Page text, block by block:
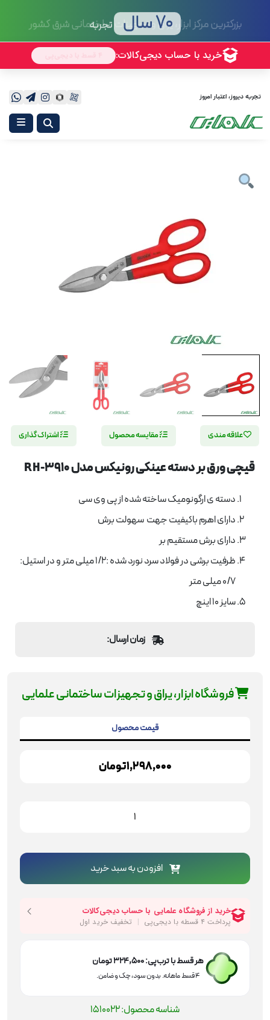
70 سال تجربه
تجربه دیروز، اعتبار امروز
علاقه مندی مقایسه محصول اشتراک گذاری
قیچی ورق بر دسته عینکی رونیکس مدل RH-3910
دسته ی ارگونومیک ساخته شده از پی وی سی
دارای اهرم باکیفیت جهت سهولت برش
دارای برش مستقیم بر
ظرفیت برشی در فولاد سرد نورد شده :1/2 میلی متر و در استیل:
0/7 میلی متر
سایز 10 اینچ
زمان ارسال:
فروشگاه ابزار، یراق و تجهیزات ساختمانی علمایی
قیمت محصول
1,298,000تومان
عینکی
رونیکس
مدل
3910
افزودن به سبد خرید
هر قسط با ترب‌پی:324,500تومان
۴ قسط ماهانه. بدون سود، چک و ضامن.
شناسه محصول:1510022